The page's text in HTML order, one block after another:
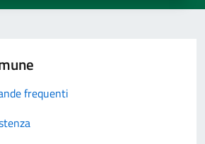
frequenti